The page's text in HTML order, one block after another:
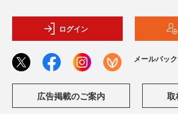
ログイン
メールバッ
広告掲載のご案内 取